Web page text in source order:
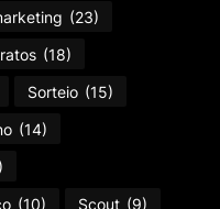
(23)
(18)
Sorteio (15)
(14)
(10) Scout (9)